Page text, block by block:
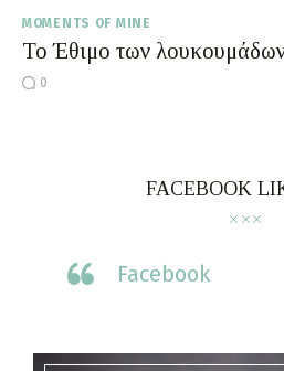
MOMENTS OF MINE
Το Έθιμο των
0
FACEBOOK
Facebook